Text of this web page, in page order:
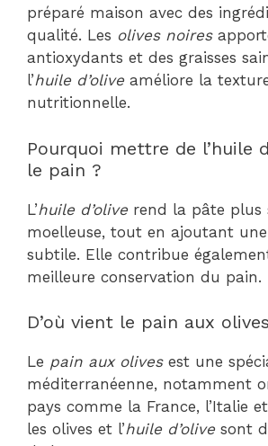
préparé maison avec des
qualité. Les olives noires
antioxydants et des graisses
l’huile d’olive améliore la
nutritionnelle.
Pourquoi mettre de l’huile
le pain ?
L’huile d’olive rend la pâte plus
moelleuse, tout en ajoutant
subtile. Elle contribue
meilleure conservation du pain.
D’où vient le pain aux
Le pain aux olivesest une
méditerranéenne, notamment
pays comme la France, l’Italie
les olives et l’huile d’olive sont